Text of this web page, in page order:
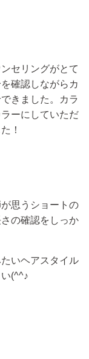
セリングがとて
確認しながらカ
きました。カラ
ーにしていただ
！
思うショートの
の確認をしっか
いヘアスタイル
(^^♪